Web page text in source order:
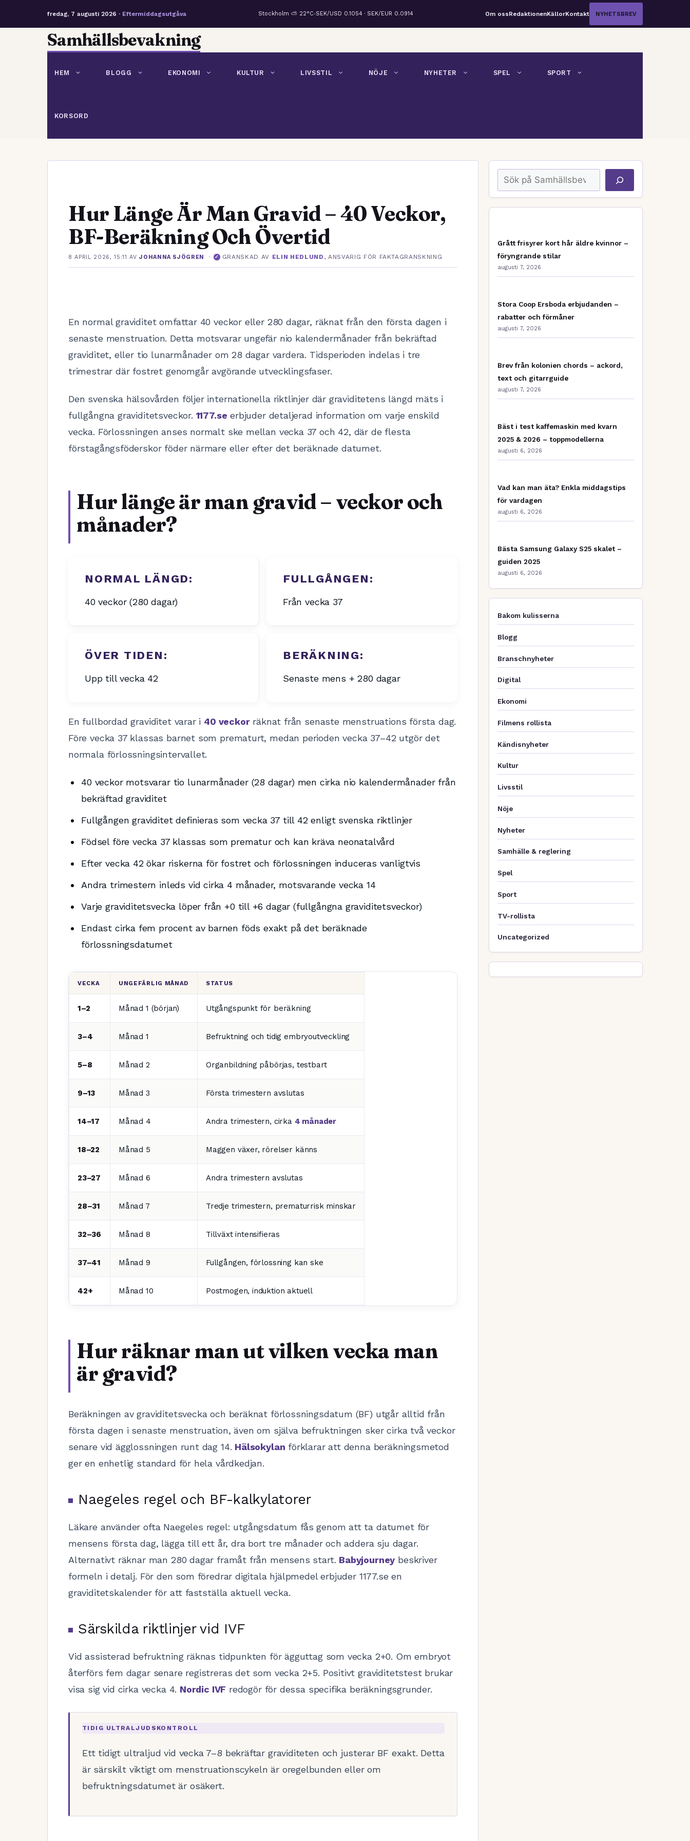
fredag, 7 augusti 2026 · Eftermiddagsutgåva Stockholm ⛅ 22°C SEK/USD 0.1054 · SEK/EUR 0.0914 Om ossRedaktionenKällorKontakt NYHETSBREV
Samhällsbevakning
HEM BLOGG EKONOMI KULTUR LIVSSTIL NÖJE NYHETER SPEL SPORT
KORSORD
Hur Länge Är Man Gravid – 40 Veckor,
BF-Beräkning Och Övertid
8 APRIL 2026, 15:11 AVJOHANNA SJÖGREN · ✓ GRANSKAD AV ELIN HEDLUND , ANSVARIG FÖR FAKTAGRANSKNING
En normal graviditet omfattar 40 veckor eller 280 dagar, räknat från den första dagen i
senaste menstruation. Detta motsvarar ungefär nio kalendermånader från bekräftad
graviditet, eller tio lunarmånader om 28 dagar vardera. Tidsperioden indelas i tre
trimestrar där fostret genomgår avgörande utvecklingsfaser.
Den svenska hälsovården följer internationella riktlinjer där graviditetens längd mäts i
fullgångna graviditetsveckor. 1177.se erbjuder detaljerad information om varje enskild
vecka. Förlossningen anses normalt ske mellan vecka 37 och 42, där de flesta
förstagångsföderskor föder närmare eller efter det beräknade datumet.
Hur länge är man gravid – veckor och
månader?
NORMAL LÄNGD:
40 veckor (280 dagar)
FULLGÅNGEN:
Från vecka 37
ÖVER TIDEN:
Upp till vecka 42
BERÄKNING:
Senaste mens + 280 dagar
En fullbordad graviditet varar i 40 veckorräknat från senaste menstruations första dag.
Före vecka 37 klassas barnet som prematurt, medan perioden vecka 37–42 utgör det
normala förlossningsintervallet.
40 veckor motsvarar tio lunarmånader (28 dagar) men cirka nio kalendermånader från
bekräftad graviditet
Fullgången graviditet definieras som vecka 37 till 42 enligt svenska riktlinjer
Födsel före vecka 37 klassas som prematur och kan kräva neonatalvård
Efter vecka 42 ökar riskerna för fostret och förlossningen induceras vanligtvis
Andra trimestern inleds vid cirka 4 månader, motsvarande vecka 14
Varje graviditetsvecka löper från +0 till +6 dagar (fullgångna graviditetsveckor)
Endast cirka fem procent av barnen föds exakt på det beräknade
förlossningsdatumet
VECKA UNGEFÄRLIG MÅNAD STATUS
1–2 Månad 1 (början) Utgångspunkt för beräkning
3–4 Månad 1 Befruktning och tidig embryoutveckling
5–8 Månad 2 Organbildning påbörjas, testbart
9–13 Månad 3 Första trimestern avslutas
14–17 Månad 4 Andra trimestern, cirka 4 månader
18–22 Månad 5 Maggen växer, rörelser känns
23–27 Månad 6 Andra trimestern avslutas
28–31 Månad 7 Tredje trimestern, prematurrisk minskar
32–36 Månad 8 Tillväxt intensifieras
37–41 Månad 9 Fullgången, förlossning kan ske
42+ Månad 10 Postmogen, induktion aktuell
Hur räknar man ut vilken vecka man
är gravid?
Beräkningen av graviditetsvecka och beräknat förlossningsdatum (BF) utgår alltid från
första dagen i senaste menstruation, även om själva befruktningen sker cirka två veckor
senare vid ägglossningen runt dag 14. Hälsokylan förklarar att denna beräkningsmetod
ger en enhetlig standard för hela vårdkedjan.
Naegeles regel och BF-kalkylatorer
Läkare använder ofta Naegeles regel: utgångsdatum fås genom att ta datumet för
mensens första dag, lägga till ett år, dra bort tre månader och addera sju dagar.
Alternativt räknar man 280 dagar framåt från mensens start. Babyjourney beskriver
formeln i detalj. För den som föredrar digitala hjälpmedel erbjuder 1177.se en
graviditetskalender för att fastställa aktuell vecka.
Särskilda riktlinjer vid IVF
Vid assisterad befruktning räknas tidpunkten för ägguttag som vecka 2+0. Om embryot
återförs fem dagar senare registreras det som vecka 2+5. Positivt graviditetstest brukar
visa sig vid cirka vecka 4. Nordic IVF redogör för dessa specifika beräkningsgrunder.
TIDIG ULTRALJUDSKONTROLL
Ett tidigt ultraljud vid vecka 7–8 bekräftar graviditeten och justerar BF exakt. Detta
är särskilt viktigt om menstruationscykeln är oregelbunden eller om
befruktningsdatumet är osäkert.
Sök
Grått frisyrer kort hår äldre kvinnor –
föryngrande stilar
augusti 7, 2026
Stora Coop Ersboda erbjudanden –
rabatter och förmåner
augusti 7, 2026
Brev från kolonien chords – ackord,
text och gitarrguide
augusti 7, 2026
Bäst i test kaffemaskin med kvarn
2025 & 2026 – toppmodellerna
augusti 6, 2026
Vad kan man äta? Enkla middagstips
för vardagen
augusti 6, 2026
Bästa Samsung Galaxy S25 skalet –
guiden 2025
augusti 6, 2026
Bakom kulisserna
Blogg
Branschnyheter
Digital
Ekonomi
Filmens rollista
Kändisnyheter
Kultur
Livsstil
Nöje
Nyheter
Samhälle & reglering
Spel
Sport
TV-rollista
Uncategorized